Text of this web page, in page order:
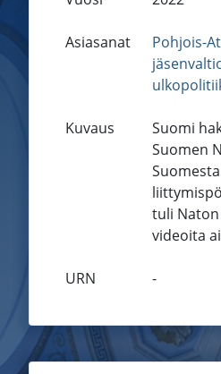
Asiasanat Pohjois-
Kuvaus
Suomi
Suomen
tuli Naton
videoita
URN -